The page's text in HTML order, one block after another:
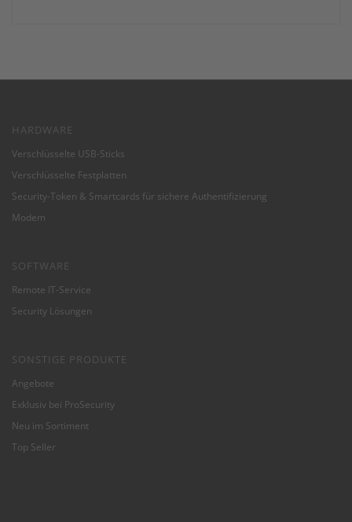
HARDWARE
Verschlüsselte USB-Sticks
Verschlüsselte Festplatten
Security-Token & Smartcards für sichere Authentifizierung
Modem
SOFTWARE
Remote IT-Service
Security Lösungen
SONSTIGE PRODUKTE
Angebote
Exklusiv bei ProSecurity
Neu im Sortiment
Top Seller